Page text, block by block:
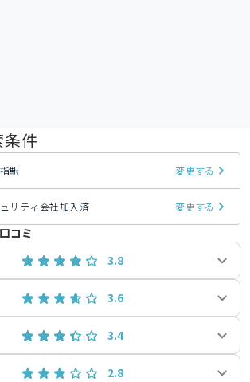
件
駅 変更する
リティ会社加入済 変更する
コミ
3.8
3.6
3.4
2.8